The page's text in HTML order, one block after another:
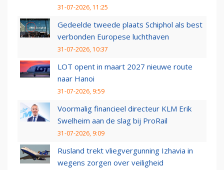
31-07-2026, 11:25
Gedeelde tweede plaats Schiphol als best
verbonden Europese luchthaven
31-07-2026, 10:37
LOT opent in maart 2027 nieuwe route
naar Hanoi
31-07-2026, 9:59
Voormalig financieel directeur KLM Erik
Swelheim aan de slag bij ProRail
31-07-2026, 9:09
Rusland trekt vliegvergunning Izhavia in
wegens zorgen over veiligheid